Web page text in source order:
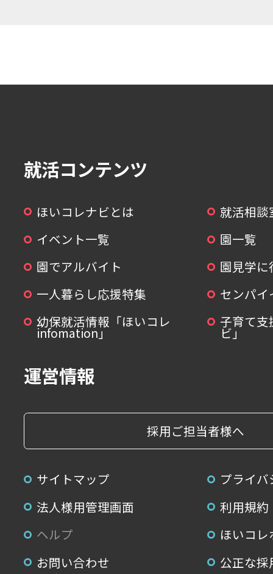
就活コンテンツ
ほいコレナビとは
就活相談
イベント一覧
園一覧
園でアルバイト
園見学
一人暮らし応援特集
センパ
幼保就活情報「ほいコレ
infomation」
子育て支
ビ」
運営情報
採用ご担当者様へ
サイトマップ
プライ
法人様用管理画面
利用規約
ヘルプ
ほいコ
お問い合わせ
公正な